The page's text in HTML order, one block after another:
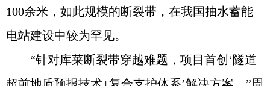
100余米，如此规模的断裂带，在我国抽水蓄能
电站建设中较为罕见。
“针对库莱断裂带穿越难题，项目首创‘隧道